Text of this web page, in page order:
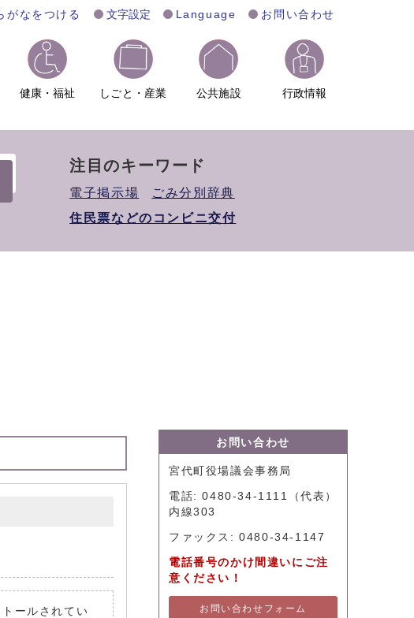
がなをつける 文字設定 Language お問い合わせ
健康・福祉 しごと・産業 公共施設 行政情報
注目のキーワード
電子掲示場
ごみ分別辞典
住民票などのコンビニ交付
ールされてい
お問い合わせ
宮代町役場議会事務局
電話: 0480-34-1111（代表）
内線303
ファックス: 0480-34-1147
電話番号のかけ間違いにご注
意ください！
お問い合わせフォーム